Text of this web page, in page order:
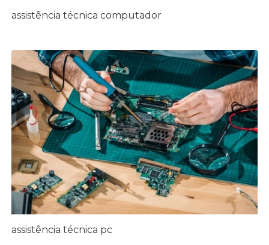
assistência técnica computador
assistência técnica pc